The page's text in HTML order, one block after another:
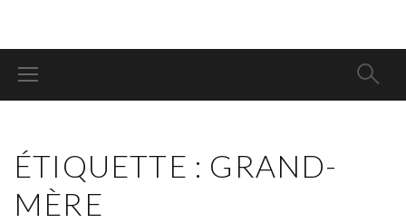
ÉTIQUETTE : GRAND-
MÈRE